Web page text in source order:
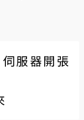
服器開張